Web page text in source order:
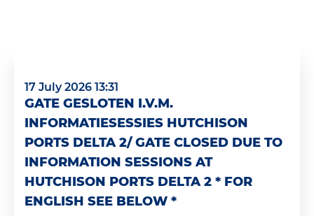
17 July 2026 13:31
GATE GESLOTEN I.V.M.
INFORMATIESESSIES HUTCHISON
PORTS DELTA 2/ GATE CLOSED DUE TO
INFORMATION SESSIONS AT
HUTCHISON PORTS DELTA 2 * FOR
ENGLISH SEE BELOW *